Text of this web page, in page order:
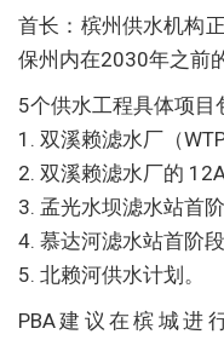
首长：槟州供水机构
保州内在2030年之前
5个供水工程具体项目
1. 双溪赖滤水厂（
2. 双溪赖滤水厂的
3. 孟光水坝滤水站首阶
4. 慕达河滤水站首阶段
5. 北赖河供水计划。
PBA建议在槟城进